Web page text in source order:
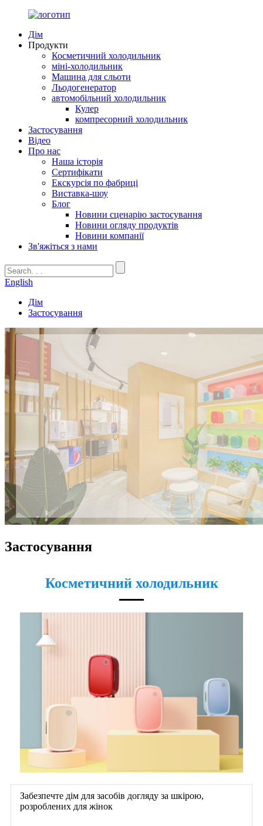
Дім
Продукти
Косметичний холодильник
міні-холодильник
Машина для сльоти
Льодогенератор
автомобільний холодильник
Кулер
компресорний холодильник
Застосування
Відео
Про нас
Наша історія
Сертифікати
Екскурсія по фабриці
Виставка-шоу
Блог
Новини сценарію застосування
Новини огляду продуктів
Новини компанії
Зв'яжіться з нами
English
Дім
Застосування
Застосування
Косметичний холодильник
Забезпечте дім для засобів догляду за шкірою,
розроблених для жінок